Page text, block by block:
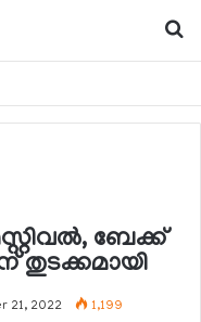
ബേക്ക്
തുടക്കമായി
21, 2022 1,199